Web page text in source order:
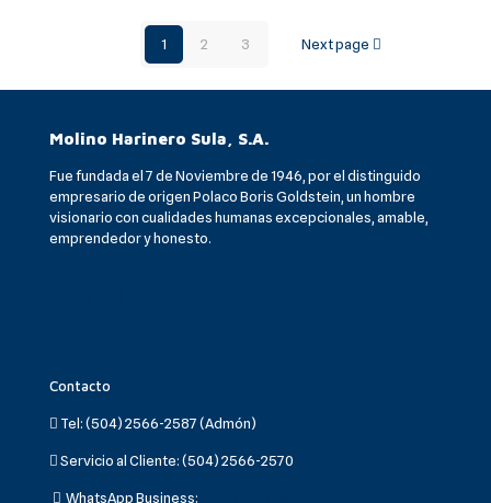
1 2 3 Next page
Molino Harinero Sula, S.A.
Fue fundada el 7 de Noviembre de 1946, por el distinguido
empresario de origen Polaco Boris Goldstein, un hombre
visionario con cualidades humanas excepcionales, amable,
emprendedor y honesto.
Contacto
Tel:(504) 2566-2587 (Admón)
Servicio al Cliente:(504) 2566-2570
WhatsApp Business: